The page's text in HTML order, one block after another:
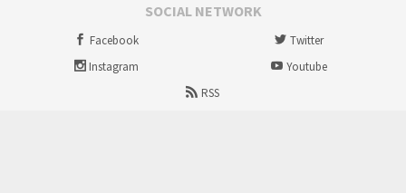
SOCIAL NETWORK
Facebook
Twitter
Instagram
Youtube
RSS